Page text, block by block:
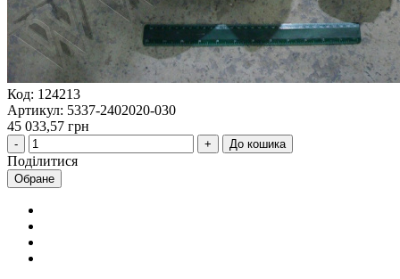
Код: 124213
Артикул: 5337-2402020-030
45 033,57 грн
До кошика
Поділитися
Обране